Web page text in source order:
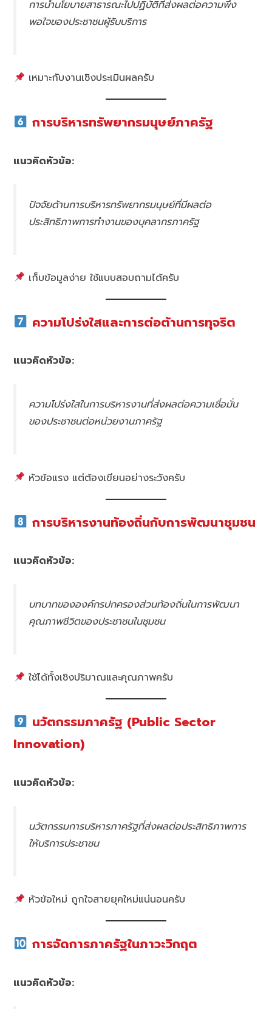
การนำนโยบายสาธารณะไปปฏิบัติที่ส่งผลต่อความพึง
พอใจของประชาชนผู้รับบริการ
เหมาะกับงานเชิงประเมินผลครับ
การบริหารทรัพยากรมนุษย์ภาครัฐ
แนวคิดหัวข้อ:
ปัจจัยด้านการบริหารทรัพยากรมนุษย์ที่มีผลต่อ
ประสิทธิภาพการทำงานของบุคลากรภาครัฐ
เก็บข้อมูลง่าย ใช้แบบสอบถามได้ครับ
ความโปร่งใสและการต่อต้านการทุจริต
แนวคิดหัวข้อ:
ความโปร่งใสในการบริหารงานที่ส่งผลต่อความเชื่อมั่น
ของประชาชนต่อหน่วยงานภาครัฐ
หัวข้อแรง แต่ต้องเขียนอย่างระวังครับ
การบริหารงานท้องถิ่นกับการพัฒนาชุมชน
แนวคิดหัวข้อ:
บทบาทขององค์กรปกครองส่วนท้องถิ่นในการพัฒนา
คุณภาพชีวิตของประชาชนในชุมชน
ใช้ได้ทั้งเชิงปริมาณและคุณภาพครับ
นวัตกรรมภาครัฐ (Public Sector
Innovation)
แนวคิดหัวข้อ:
นวัตกรรมการบริหารภาครัฐที่ส่งผลต่อประสิทธิภาพการ
ให้บริการประชาชน
หัวข้อใหม่ ถูกใจสายยุคใหม่แน่นอนครับ
การจัดการภาครัฐในภาวะวิกฤต
แนวคิดหัวข้อ: